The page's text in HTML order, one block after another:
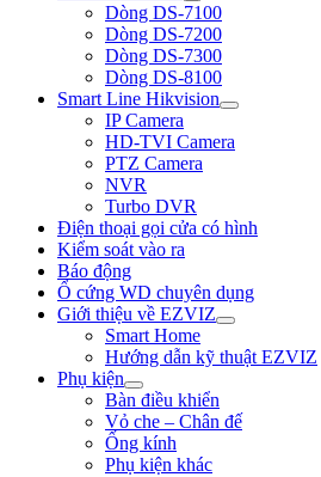
Dòng DS-7100
Dòng DS-7200
Dòng DS-7300
Dòng DS-8100
Smart Line Hikvision
IP Camera
HD-TVI Camera
PTZ Camera
NVR
Turbo DVR
Điện thoại gọi cửa có hình
Kiểm soát vào ra
Báo động
Ổ cứng WD chuyên dụng
Giới thiệu về EZVIZ
Smart Home
Hướng dẫn kỹ thuật EZVIZ
Phụ kiện
Bàn điều khiển
Vỏ che – Chân đế
Ống kính
Phụ kiện khác